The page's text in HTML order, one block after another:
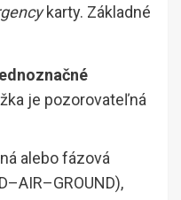
karty. Základné
je pozorovateľná
alebo fázová